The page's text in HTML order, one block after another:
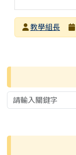
發布者
教學組長
右邊區域內容